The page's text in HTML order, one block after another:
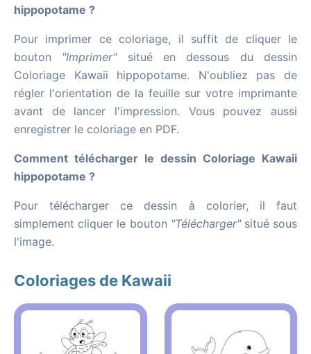
hippopotame ?
Pour imprimer ce coloriage, il suffit de cliquer le
bouton "Imprimer"situé en dessous du dessin
Coloriage Kawaii hippopotame. N'oubliez pas de
régler l'orientation de la feuille sur votre imprimante
avant de lancer l'impression. Vous pouvez aussi
enregistrer le coloriage en PDF.
Comment télécharger le dessin Coloriage Kawaii
hippopotame ?
Pour télécharger ce dessin à colorier, il faut
simplement cliquer le bouton "Télécharger"situé sous
l'image.
Coloriages de Kawaii